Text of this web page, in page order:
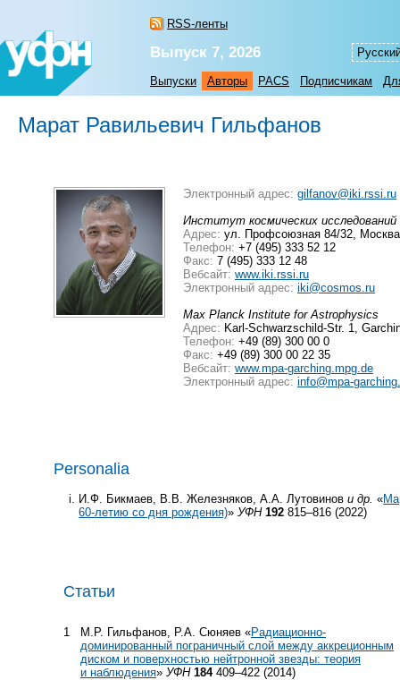
RSS-ленты
Выпуск 7, 2026
Выпуски Авторы PACS Подписчикам
Марат Равильевич Гильфанов
Электронный адрес: gilfanov@iki.rssi.ru
Институт космических
Адрес: ул. Профсоюзная 84/32,
Телефон: +7 (495) 333 52 12
Факс: 7 (495) 333 12 48
Вебсайт: www.iki.rssi.ru
Электронный адрес: iki@cosmos.ru
Max Planck Institute for Astrophysics
Адрес: Karl-Schwarzschild-Str. 1,
Телефон: +49 (89) 300 00 0
Факс: +49 (89) 300 00 22 35
Вебсайт: www.mpa-garching.mpg.de
Электронный адрес: info@mpa-
Personalia
И.Ф. Бикмаев, В.В. Железняков, А.А. Лутовинови др. «
60-летию со дня рождения)»УФН 192 815–816 (2022)
Статьи
1 М.Р. Гильфанов, Р.А. Сюняев «Радиационно-
доминированный пограничный слой между аккреционным
диском и поверхностью нейтронной звезды: теория
и наблюдения» УФН 184409–422 (2014)